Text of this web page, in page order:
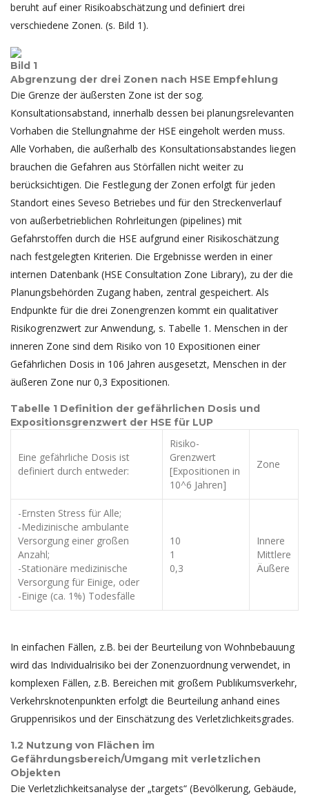
beruht auf einer Risikoabschätzung und definiert drei
verschiedene Zonen. (s. Bild 1).
Bild 1
Abgrenzung der drei Zonen nach HSE Empfehlung
Die Grenze der äußersten Zone ist der sog.
Konsultationsabstand, innerhalb dessen bei planungsrelevanten
Vorhaben die Stellungnahme der HSE eingeholt werden muss.
Alle Vorhaben, die außerhalb des Konsultationsabstandes liegen
brauchen die Gefahren aus Störfällen nicht weiter zu
berücksichtigen. Die Festlegung der Zonen erfolgt für jeden
Standort eines Seveso Betriebes und für den Streckenverlauf
von außerbetrieblichen Rohrleitungen (pipelines) mit
Gefahrstoffen durch die HSE aufgrund einer Risikoschätzung
nach festgelegten Kriterien. Die Ergebnisse werden in einer
internen Datenbank (HSE Consultation Zone Library), zu der die
Planungsbehörden Zugang haben, zentral gespeichert. Als
Endpunkte für die drei Zonengrenzen kommt ein qualitativer
Risikogrenzwert zur Anwendung, s. Tabelle 1. Menschen in der
inneren Zone sind dem Risiko von 10 Expositionen einer
Gefährlichen Dosis in 106 Jahren ausgesetzt, Menschen in der
äußeren Zone nur 0,3 Expositionen.
Tabelle 1 Definition der gefährlichen Dosis und
Expositionsgrenzwert der HSE für LUP
Eine gefährliche Dosis ist
definiert durch entweder:
Risiko-
Grenzwert
[Expositionen in
10^6 Jahren]
Zone
-Ernsten Stress für Alle;
-Medizinische ambulante
Versorgung einer großen
Anzahl;
-Stationäre medizinische
Versorgung für Einige, oder
-Einige (ca. 1%) Todesfälle
10
1
0,3
Innere
Mittlere
Äußere
In einfachen Fällen, z.B. bei der Beurteilung von Wohnbebauung
wird das Individualrisiko bei der Zonenzuordnung verwendet, in
komplexen Fällen, z.B. Bereichen mit großem Publikumsverkehr,
Verkehrsknotenpunkten erfolgt die Beurteilung anhand eines
Gruppenrisikos und der Einschätzung des Verletzlichkeitsgrades.
1.2 Nutzung von Flächen im
Gefährdungsbereich/Umgang mit verletzlichen
Objekten
Die Verletzlichkeitsanalyse der „targets“ (Bevölkerung, Gebäude,